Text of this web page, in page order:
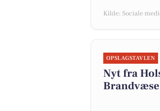
Kilde: Sociale
OPSLAGSTAVLEN
Nyt fra